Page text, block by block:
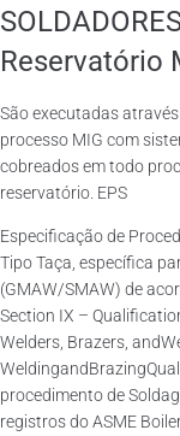
Reservatório
São executadas
processo MIG com
cobreados em todo
reservatório. EPS
Especificação de
Tipo Taça, específica
(GMAW/SMAW) de
Section IX –
Welders, Brazers,
procedimento de
registros do ASME